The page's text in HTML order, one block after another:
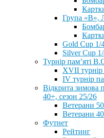
Група «В»,
Gold Cup 1/
Silver Cup
Турнір пам’яті
XVII турнір
IV турнір
Відкрита зимова
40+, сезон 25/26
Ветерани
Ветерани
Футнет
Рейтинг